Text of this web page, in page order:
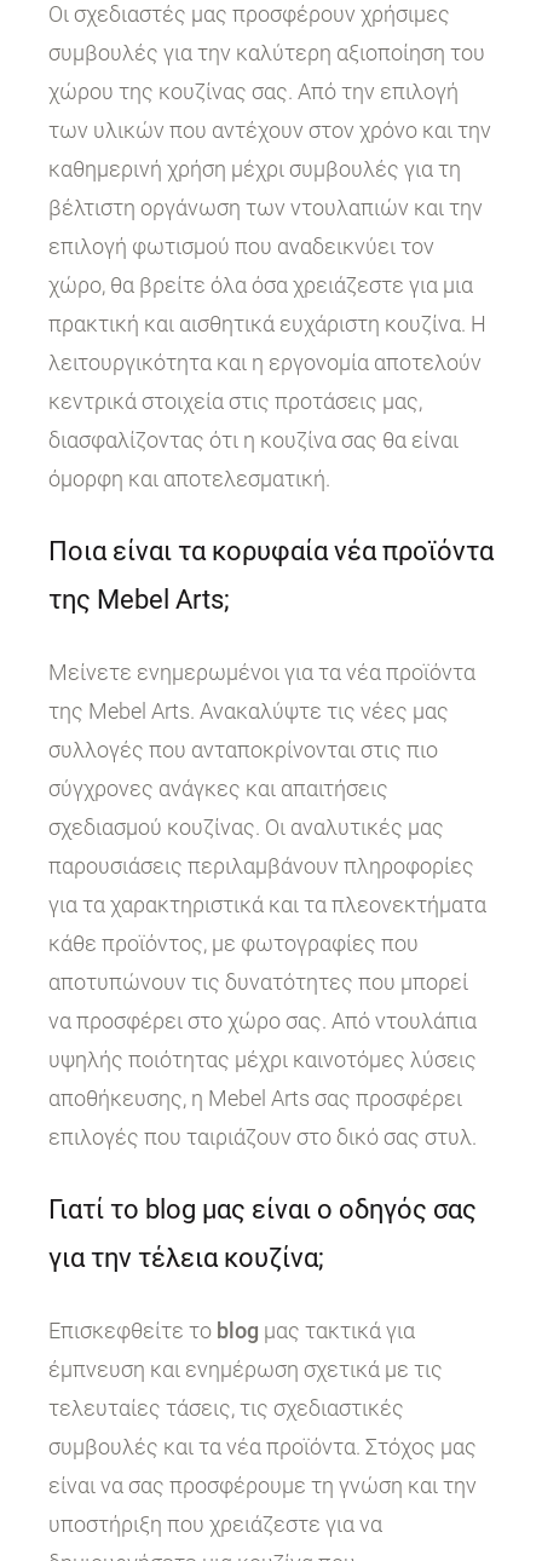
Οι σχεδιαστές μας προσφέρουν χρήσιμες
συμβουλές για την καλύτερη αξιοποίηση του
χώρου της κουζίνας σας. Από την επιλογή
των υλικών που αντέχουν στον χρόνο και την
καθημερινή χρήση μέχρι συμβουλές για τη
βέλτιστη οργάνωση των ντουλαπιών και την
επιλογή φωτισμού που αναδεικνύει τον
χώρο, θα βρείτε όλα όσα χρειάζεστε για μια
πρακτική και αισθητικά ευχάριστη κουζίνα. Η
λειτουργικότητα και η εργονομία αποτελούν
κεντρικά στοιχεία στις προτάσεις μας,
διασφαλίζοντας ότι η κουζίνα σας θα είναι
όμορφη και αποτελεσματική.
Ποια είναι τα κορυφαία νέα προϊόντα
της Mebel Arts;
Μείνετε ενημερωμένοι για τα νέα προϊόντα
της Mebel Arts. Ανακαλύψτε τις νέες μας
συλλογές που ανταποκρίνονται στις πιο
σύγχρονες ανάγκες και απαιτήσεις
σχεδιασμού κουζίνας. Οι αναλυτικές μας
παρουσιάσεις περιλαμβάνουν πληροφορίες
για τα χαρακτηριστικά και τα πλεονεκτήματα
κάθε προϊόντος, με φωτογραφίες που
αποτυπώνουν τις δυνατότητες που μπορεί
να προσφέρει στο χώρο σας. Από ντουλάπια
υψηλής ποιότητας μέχρι καινοτόμες λύσεις
αποθήκευσης, η Mebel Arts σας προσφέρει
επιλογές που ταιριάζουν στο δικό σας στυλ.
Γιατί το blog μας είναι ο οδηγός σας
για την τέλεια κουζίνα;
Επισκεφθείτε το blog μας τακτικά για
έμπνευση και ενημέρωση σχετικά με τις
τελευταίες τάσεις, τις σχεδιαστικές
συμβουλές και τα νέα προϊόντα. Στόχος μας
είναι να σας προσφέρουμε τη γνώση και την
υποστήριξη που χρειάζεστε για να